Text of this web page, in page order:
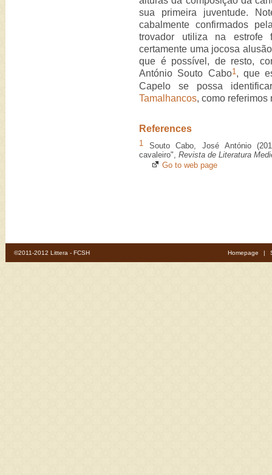
sua primeira juventude.
cabalmente confirmados
trovador utiliza na estrofe
certamente uma jocosa
que é possível, de resto,
António Souto Cabo1, que
Capelo se possa
Tamalhancos, como referimos
References
1
Souto Cabo, José António
cavaleiro", Revista de Literatura
Go to web page
©2011-2012 Littera - FCSH Homepage |